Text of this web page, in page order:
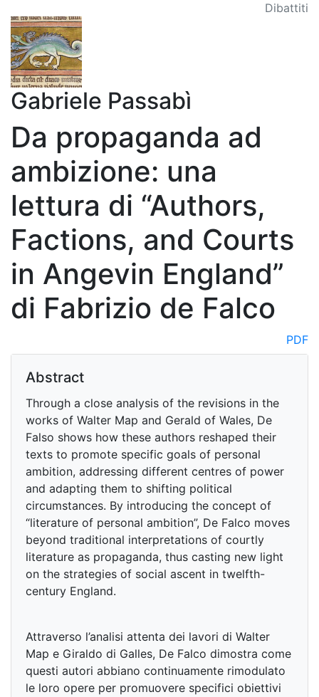
Dibattiti
Gabriele Passabì
Da propaganda ad
ambizione: una
lettura di “Authors,
Factions, and Courts
in Angevin England”
di Fabrizio de Falco
PDF
Abstract
Through a close analysis of the revisions in the
works of Walter Map and Gerald of Wales, De
Falso shows how these authors reshaped their
texts to promote specific goals of personal
ambition, addressing different centres of power
and adapting them to shifting political
circumstances. By introducing the concept of
“literature of personal ambition”, De Falco moves
beyond traditional interpretations of courtly
literature as propaganda, thus casting new light
on the strategies of social ascent in twelfth-
century England.
Attraverso l’analisi attenta dei lavori di Walter
Map e Giraldo di Galles, De Falco dimostra come
questi autori abbiano continuamente rimodulato
le loro opere per promuovere specifici obiettivi